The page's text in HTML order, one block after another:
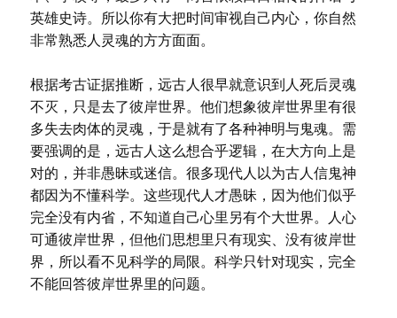
英雄史诗。所以你有大把时间审视自己内心，你自然
非常熟悉人灵魂的方方面面。
根据考古证据推断，远古人很早就意识到人死后灵魂
不灭，只是去了彼岸世界。他们想象彼岸世界里有很
多失去肉体的灵魂，于是就有了各种神明与鬼魂。需
要强调的是，远古人这么想合乎逻辑，在大方向上是
对的，并非愚昧或迷信。很多现代人以为古人信鬼神
都因为不懂科学。这些现代人才愚昧，因为他们似乎
完全没有内省，不知道自己心里另有个大世界。人心
可通彼岸世界，但他们思想里只有现实、没有彼岸世
界，所以看不见科学的局限。科学只针对现实，完全
不能回答彼岸世界里的问题。